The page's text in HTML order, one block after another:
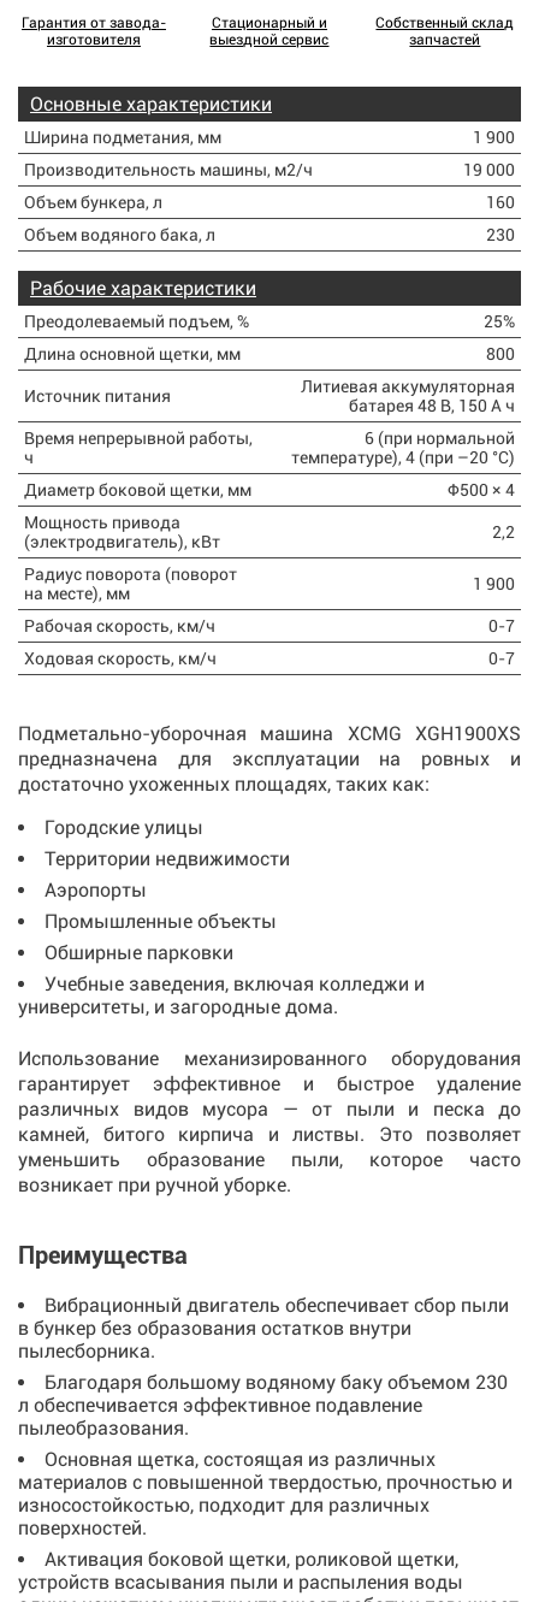
Гарантия от завода-
изготовителя
Стационарный и
выездной сервис
Собственный склад
запчастей
Основные характеристики
Ширина подметания, мм
1 900
Производительность машины, м2/ч
19 000
Объем бункера, л
160
Объем водяного бака, л
230
Рабочие характеристики
Преодолеваемый подъем, %
25%
Длина основной щетки, мм
800
Источник питания
Литиевая аккумуляторная
батарея 48 В, 150 А ч
Время непрерывной работы,
ч
6 (при нормальной
температуре), 4 (при –20 °С)
Диаметр боковой щетки, мм
Φ500 × 4
Мощность привода
(электродвигатель), кВт
2,2
Радиус поворота (поворот
на месте), мм
1 900
Рабочая скорость, км/ч
0-7
Ходовая скорость, км/ч
0-7
Подметально-уборочная машина XCMG XGH1900XS
предназначена для эксплуатации на ровных и
достаточно ухоженных площадях, таких как:
Городские улицы
Территории недвижимости
Аэропорты
Промышленные объекты
Обширные парковки
Учебные заведения, включая колледжи и
университеты, и загородные дома.
Использование механизированного оборудования
гарантирует эффективное и быстрое удаление
различных видов мусора — от пыли и песка до
камней, битого кирпича и листвы. Это позволяет
уменьшить образование пыли, которое часто
возникает при ручной уборке.
Преимущества
Вибрационный двигатель обеспечивает сбор пыли
в бункер без образования остатков внутри
пылесборника.
Благодаря большому водяному баку объемом 230
л обеспечивается эффективное подавление
пылеобразования.
Основная щетка, состоящая из различных
материалов с повышенной твердостью, прочностью и
износостойкостью, подходит для различных
поверхностей.
Активация боковой щетки, роликовой щетки,
устройств всасывания пыли и распыления воды